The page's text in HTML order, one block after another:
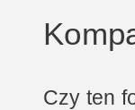
Czy ten